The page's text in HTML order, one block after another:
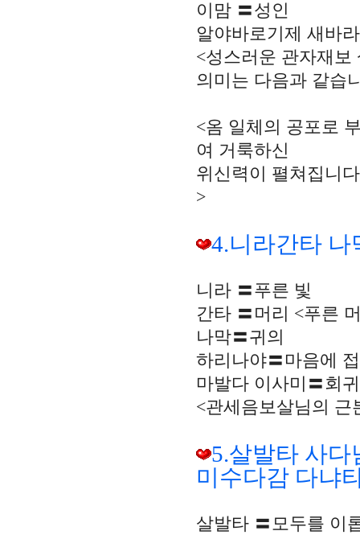
이맘 〓성인
알야바로기제 새바
<성스러운 관자재보
의미는 다음과 같습
<옴 일체의 공포로
여 거룩하신
위신력이 펼쳐집니
>
4.니라간타
니라 〓푸른 빛
간타 〓머리 <푸른
나막〓귀의
하리나야〓마음에
마발다 이사미〓회
<관세음보살님의 근
5.살발타 사
미수다감 다냐
살발타 〓모두를 이